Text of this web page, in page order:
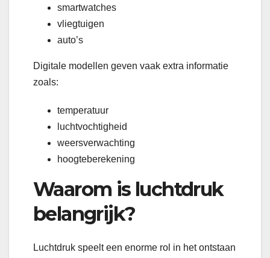
smartwatches
vliegtuigen
auto’s
Digitale modellen geven vaak extra informatie
zoals:
temperatuur
luchtvochtigheid
weersverwachting
hoogteberekening
Waarom is luchtdruk
belangrijk?
Luchtdruk speelt een enorme rol in het ontstaan